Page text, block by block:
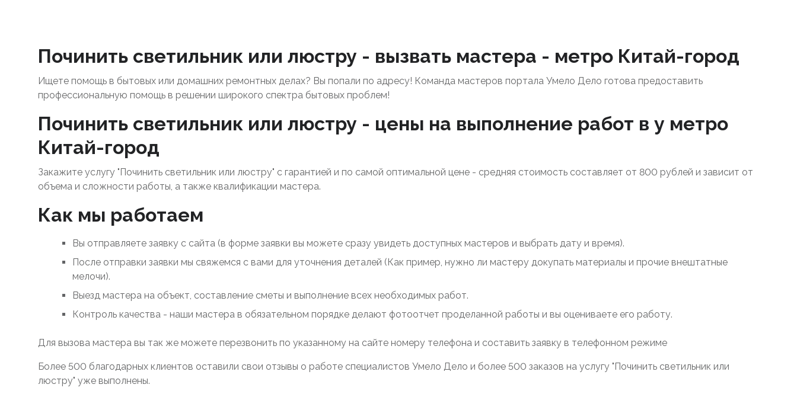
Починить светильник или люстру - вызвать мастера - метро Китай-город
Ищете помощь в бытовых или домашних ремонтных делах? Вы попали по адресу! Команда мастеров портала Умело Дело готова предоставить
профессиональную помощь в решении широкого спектра бытовых проблем!
Починить светильник или люстру - цены на выполнение работ в у метро
Китай-город
Закажите услугу "Починить светильник или люстру" с гарантией и по самой оптимальной цене - средняя стоимость составляет от 800 рублей и зависит от
объема и сложности работы, а также квалификации мастера.
Как мы работаем
Вы отправляете заявку с сайта (в форме заявки вы можете сразу увидеть доступных мастеров и выбрать дату и время).
После отправки заявки мы свяжемся с вами для уточнения деталей (Как пример, нужно ли мастеру докупать материалы и прочие внештатные
мелочи).
Выезд мастера на объект, составление сметы и выполнение всех необходимых работ.
Контроль качества - наши мастера в обязательном порядке делают фотоотчет проделанной работы и вы оцениваете его работу.
Для вызова мастера вы так же можете перезвонить по указанному на сайте номеру телефона и составить заявку в телефонном режиме
Более 500 благодарных клиентов оставили свои отзывы о работе специалистов Умело Дело и более 500 заказов на услугу "Починить светильник или
люстру" уже выполнены.